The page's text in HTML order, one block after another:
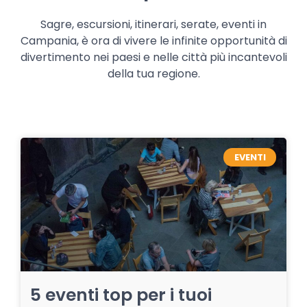
Sagre, escursioni, itinerari, serate, eventi in
Campania, è ora di vivere le infinite opportunità di
divertimento nei paesi e nelle città più incantevoli
della tua regione.
EVENTI
5 eventi top per i tuoi